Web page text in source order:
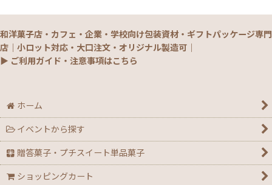
和洋菓子店・カフェ・企業・学校向け包装資材・ギフトパッケージ専門
店｜小ロット対応・大口注文・オリジナル製造可｜
▶ ご利用ガイド・注意事項はこちら
ホーム
イベントから探す
贈答菓子・プチスイート単品菓子
ショッピングカート